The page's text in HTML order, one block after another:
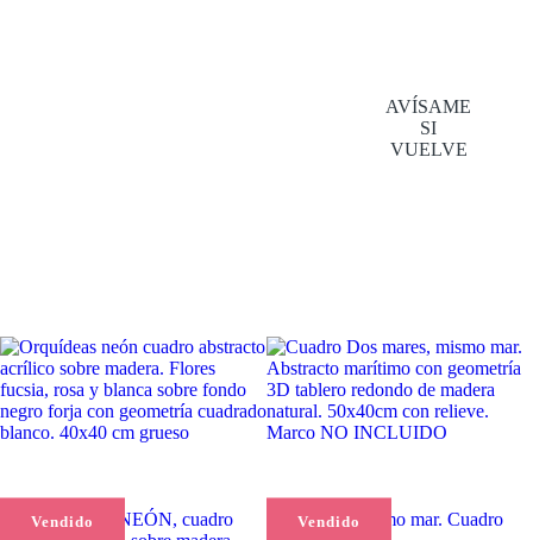
AVÍSAME
SI
VUELVE
Vendido
ORQUÍDEAS NEÓN, cuadro
Vendido
Dos mares, mismo mar. Cuadro